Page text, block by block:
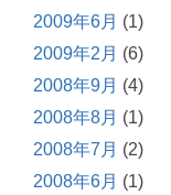
2009年6月 (1)
2009年2月 (6)
2008年9月 (4)
2008年8月 (1)
2008年7月 (2)
2008年6月 (1)